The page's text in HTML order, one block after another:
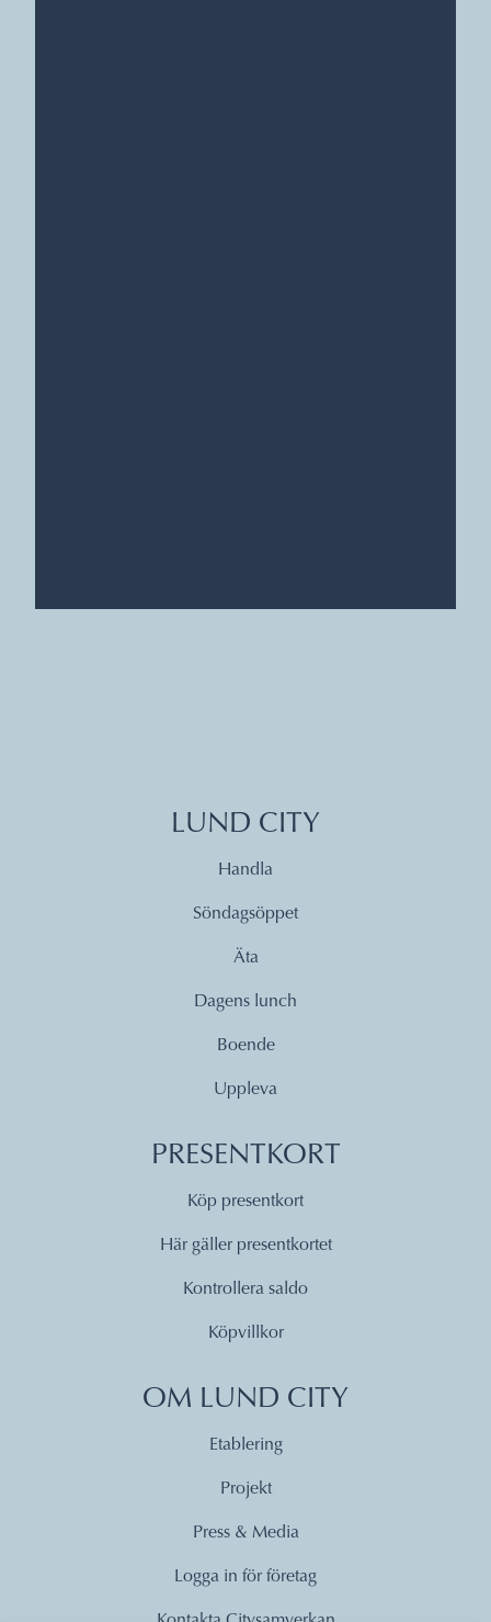
LUND CITY
Handla
Söndagsöppet
Äta
Dagens lunch
Boende
Uppleva
PRESENTKORT
Köp presentkort
Här gäller presentkortet
Kontrollera saldo
Köpvillkor
OM LUND CITY
Etablering
Projekt
Press & Media
Logga in för företag